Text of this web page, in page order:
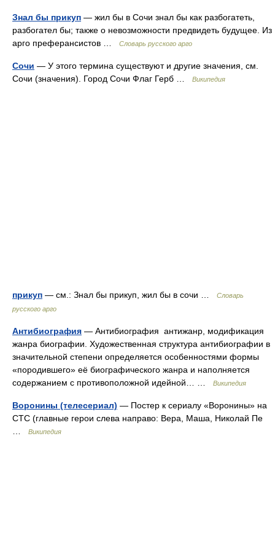
Знал бы прикуп — жил бы в Сочи знал бы как разбогатеть,
разбогател бы; также о невозможности предвидеть будущее. Из
арго преферансистов …
Словарь русского арго
Сочи — У этого термина существуют и другие значения, см.
Сочи (значения). Город Сочи Флаг Герб …
Википедия
прикуп — см.: Знал бы прикуп, жил бы в сочи …
Словарь
русского арго
Антибиография — Антибиография антижанр, модификация
жанра биографии. Художественная структура антибиографии в
значительной степени определяется особенностями формы
«породившего» её биографического жанра и наполняется
содержанием с противоположной идейной… …
Википедия
Воронины (телесериал) — Постер к сериалу «Воронины» на
СТС (главные герои слева направо: Вера, Маша, Николай Пе
Википедия